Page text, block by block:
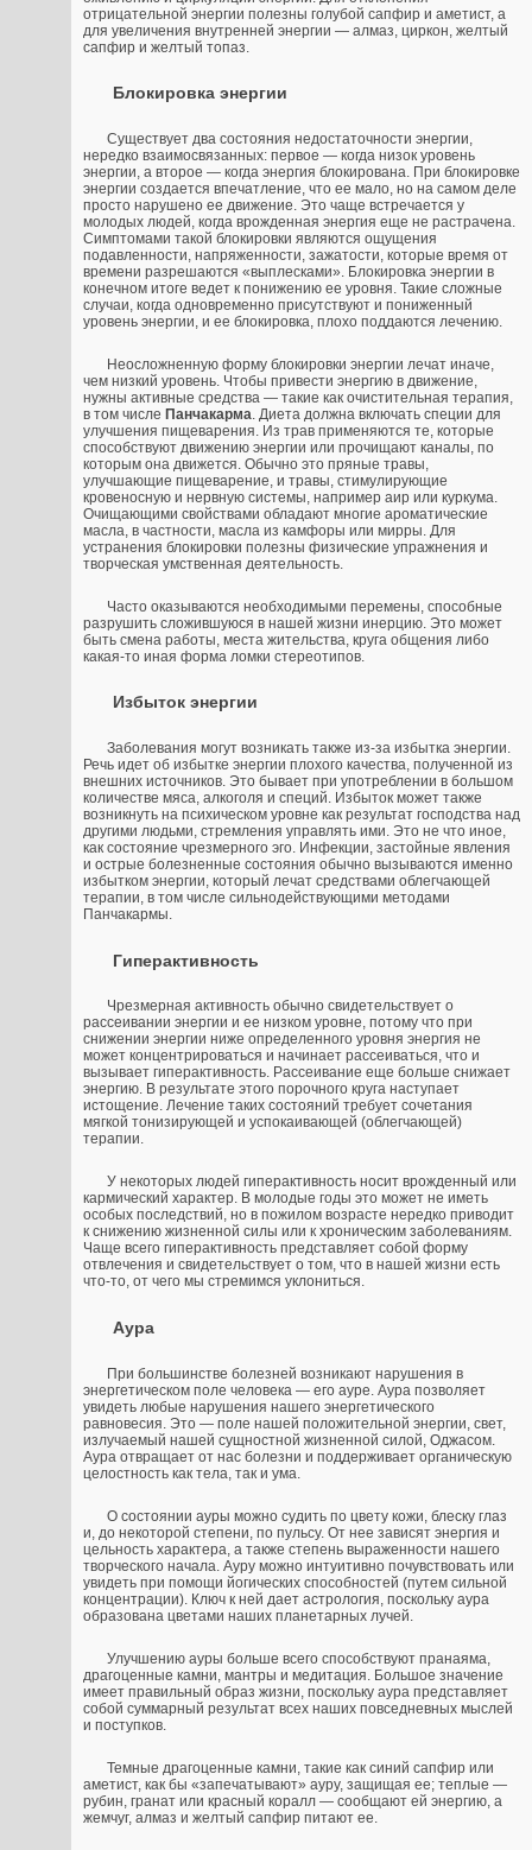
отрицательной энергии полезны голубой сапфир и аметист, а
для увеличения внутренней энергии — алмаз, циркон, желтый
сапфир и желтый топаз.
Блокировка энергии
Существует два состояния недостаточности энергии,
нередко взаимосвязанных: первое — когда низок уровень
энергии, а второе — когда энергия блокирована. При блокировке
энергии создается впечатление, что ее мало, но на самом деле
просто нарушено ее движение. Это чаще встречается у
молодых людей, когда врожденная энергия еще не растрачена.
Симптомами такой блокировки являются ощущения
подавленности, напряженности, зажатости, которые время от
времени разрешаются «выплесками». Блокировка энергии в
конечном итоге ведет к понижению ее уровня. Такие сложные
случаи, когда одновременно присутствуют и пониженный
уровень энергии, и ее блокировка, плохо поддаются лечению.
Неосложненную форму блокировки энергии лечат иначе,
чем низкий уровень. Чтобы привести энергию в движение,
нужны активные средства — такие как очистительная терапия,
в том числе Панчакарма. Диета должна включать специи для
улучшения пищеварения. Из трав применяются те, которые
способствуют движению энергии или прочищают каналы, по
которым она движется. Обычно это пряные травы,
улучшающие пищеварение, и травы, стимулирующие
кровеносную и нервную системы, например аир или куркума.
Очищающими свойствами обладают многие ароматические
масла, в частности, масла из камфоры или мирры. Для
устранения блокировки полезны физические упражнения и
творческая умственная деятельность.
Часто оказываются необходимыми перемены, способные
разрушить сложившуюся в нашей жизни инерцию. Это может
быть смена работы, места жительства, круга общения либо
какая-то иная форма ломки стереотипов.
Избыток энергии
Заболевания могут возникать также из-за избытка энергии.
Речь идет об избытке энергии плохого качества, полученной из
внешних источников. Это бывает при употреблении в большом
количестве мяса, алкоголя и специй. Избыток может также
возникнуть на психическом уровне как результат господства над
другими людьми, стремления управлять ими. Это не что иное,
как состояние чрезмерного эго. Инфекции, застойные явления
и острые болезненные состояния обычно вызываются именно
избытком энергии, который лечат средствами облегчающей
терапии, в том числе сильнодействующими методами
Панчакармы.
Гиперактивность
Чрезмерная активность обычно свидетельствует о
рассеивании энергии и ее низком уровне, потому что при
снижении энергии ниже определенного уровня энергия не
может концентрироваться и начинает рассеиваться, что и
вызывает гиперактивность. Рассеивание еще больше снижает
энергию. В результате этого порочного круга наступает
истощение. Лечение таких состояний требует сочетания
мягкой тонизирующей и успокаивающей (облегчающей)
терапии.
У некоторых людей гиперактивность носит врожденный или
кармический характер. В молодые годы это может не иметь
особых последствий, но в пожилом возрасте нередко приводит
к снижению жизненной силы или к хроническим заболеваниям.
Чаще всего гиперактивность представляет собой форму
отвлечения и свидетельствует о том, что в нашей жизни есть
что-то, от чего мы стремимся уклониться.
Аура
При большинстве болезней возникают нарушения в
энергетическом поле человека — его ауре. Аура позволяет
увидеть любые нарушения нашего энергетического
равновесия. Это — поле нашей положительной энергии, свет,
излучаемый нашей сущностной жизненной силой, Оджасом.
Аура отвращает от нас болезни и поддерживает органическую
целостность как тела, так и ума.
О состоянии ауры можно судить по цвету кожи, блеску глаз
и, до некоторой степени, по пульсу. От нее зависят энергия и
цельность характера, а также степень выраженности нашего
творческого начала. Ауру можно интуитивно почувствовать или
увидеть при помощи йогических способностей (путем сильной
концентрации). Ключ к ней дает астрология, поскольку аура
образована цветами наших планетарных лучей.
Улучшению ауры больше всего способствуют пранаяма,
драгоценные камни, мантры и медитация. Большое значение
имеет правильный образ жизни, поскольку аура представляет
собой суммарный результат всех наших повседневных мыслей
и поступков.
Темные драгоценные камни, такие как синий сапфир или
аметист, как бы «запечатывают» ауру, защищая ее; теплые —
рубин, гранат или красный коралл — сообщают ей энергию, а
жемчуг, алмаз и желтый сапфир питают ее.